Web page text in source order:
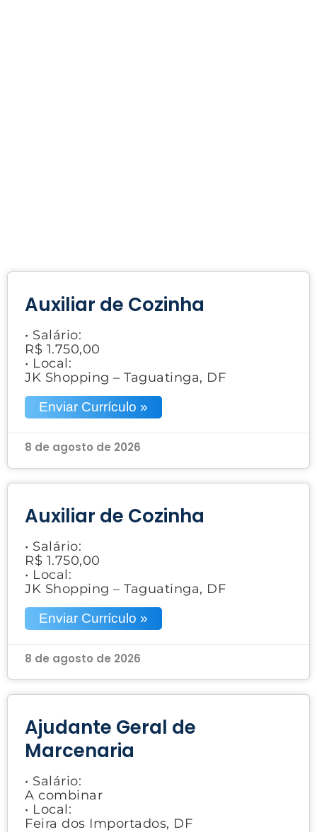
Auxiliar de Cozinha
• Salário:
R$ 1.750,00
• Local:
JK Shopping – Taguatinga, DF
Enviar Currículo »
8 de agosto de 2026
Auxiliar de Cozinha
• Salário:
R$ 1.750,00
• Local:
JK Shopping – Taguatinga, DF
Enviar Currículo »
8 de agosto de 2026
Ajudante Geral de
Marcenaria
• Salário:
A combinar
• Local:
Feira dos Importados, DF